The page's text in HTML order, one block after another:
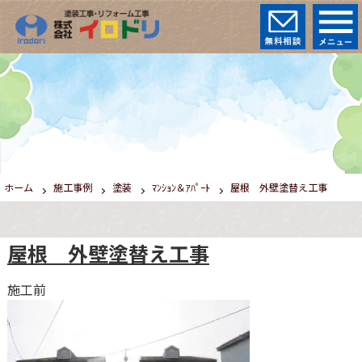
ホーム 施工事例 塗装 ﾏﾝｼｮﾝ＆ｱﾊﾟｰﾄ 屋根 外壁塗替え工事
屋根 外壁塗替え工事
施工前